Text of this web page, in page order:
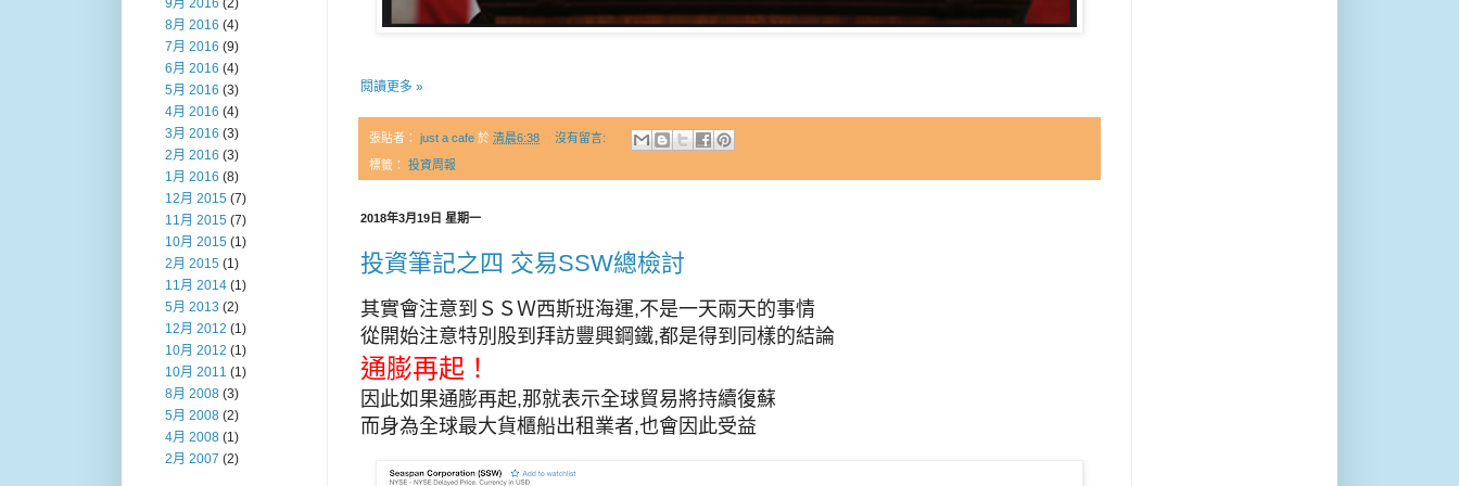
閱讀更多 »
張貼者： just a cafe 於 清晨6:38 沒有留言:
標籤： 投資周報
2018年3月19日 星期一
投資筆記之四 交易SSW總檢討
其實會注意到ＳＳＷ西斯班海運,不是一天兩天的事情
從開始注意特別股到拜訪豐興鋼鐵,都是得到同樣的結論
通膨再起！
因此如果通膨再起,那就表示全球貿易將持續復蘇
而身為全球最大貨櫃船出租業者,也會因此受益
9月 2016 (2)
8月 2016 (4)
7月 2016 (9)
6月 2016 (4)
5月 2016 (3)
4月 2016 (4)
3月 2016 (3)
2月 2016 (3)
1月 2016 (8)
12月 2015 (7)
11月 2015 (7)
10月 2015 (1)
2月 2015 (1)
11月 2014 (1)
5月 2013 (2)
12月 2012 (1)
10月 2012 (1)
10月 2011 (1)
8月 2008 (3)
5月 2008 (2)
4月 2008 (1)
2月 2007 (2)